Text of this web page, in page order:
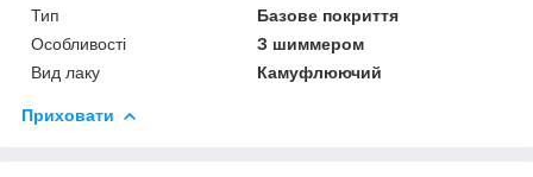
Тип
Базове покриття
Особливості
З шиммером
Вид лаку
Камуфлюючий
Приховати